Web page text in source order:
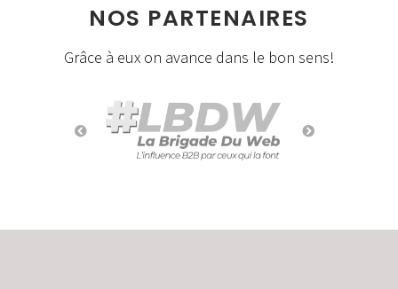
NOS PARTENAIRES
Grâce à eux on avance dans le bon sens!